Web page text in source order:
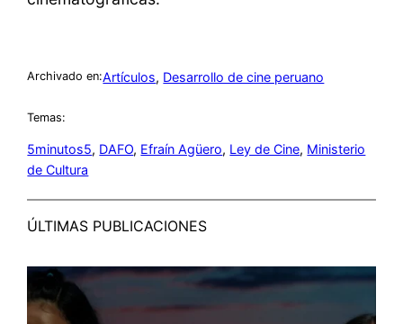
Archivado en:Artículos, Desarrollo de cine peruano
Temas:
5minutos5, DAFO, Efraín Agüero, Ley de Cine, Ministerio
de Cultura
ÚLTIMAS PUBLICACIONES